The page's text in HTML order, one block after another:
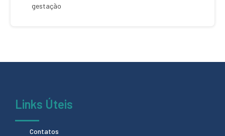
gestação
Links Úteis
Contatos